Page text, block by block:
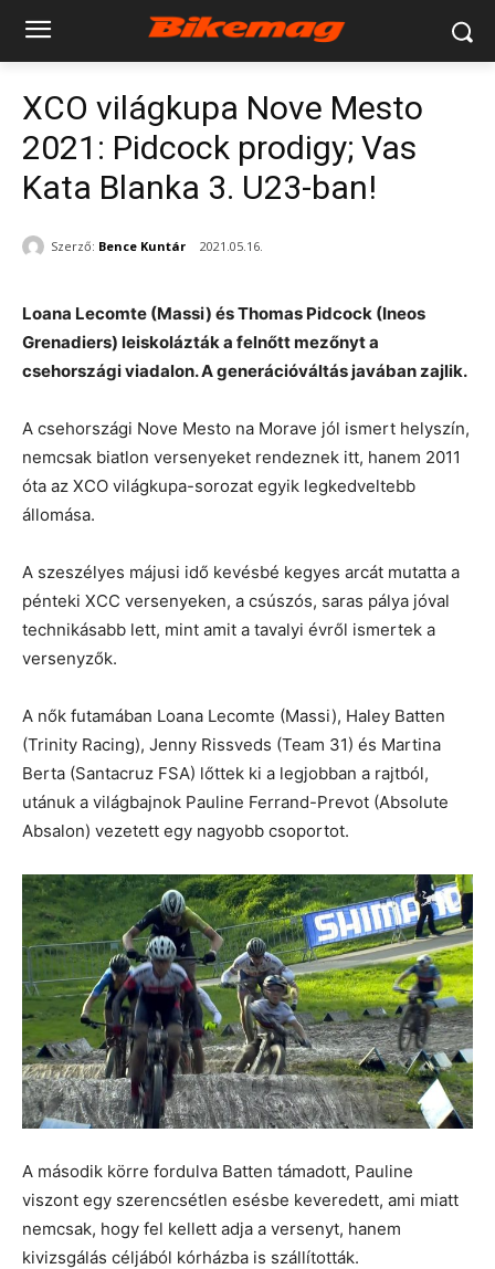
XCO világkupa Nove Mesto
2021: Pidcock prodigy; Vas
Kata Blanka 3. U23-ban!
Szerző: Bence Kuntár 2021.05.16.
Loana Lecomte (Massi) és Thomas Pidcock (Ineos
Grenadiers) leiskolázták a felnőtt mezőnyt a
csehországi viadalon. A generációváltás javában zajlik.
A csehországi Nove Mesto na Morave jól ismert helyszín,
nemcsak biatlon versenyeket rendeznek itt, hanem 2011
óta az XCO világkupa-sorozat egyik legkedveltebb
állomása.
A szeszélyes májusi idő kevésbé kegyes arcát mutatta a
pénteki XCC versenyeken, a csúszós, saras pálya jóval
technikásabb lett, mint amit a tavalyi évről ismertek a
versenyzők.
A nők futamában Loana Lecomte (Massi), Haley Batten
(Trinity Racing), Jenny Rissveds (Team 31) és Martina
Berta (Santacruz FSA) lőttek ki a legjobban a rajtból,
utánuk a világbajnok Pauline Ferrand-Prevot (Absolute
Absalon) vezetett egy nagyobb csoportot.
A második körre fordulva Batten támadott, Pauline
viszont egy szerencsétlen esésbe keveredett, ami miatt
nemcsak, hogy fel kellett adja a versenyt, hanem
kivizsgálás céljából kórházba is szállították.